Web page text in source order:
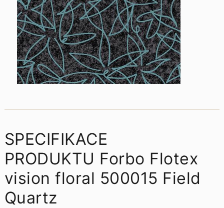
SPECIFIKACE
PRODUKTU Forbo Flotex
vision floral 500015 Field
Quartz